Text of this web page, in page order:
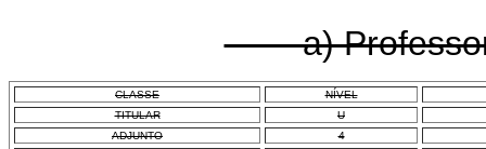
a) Professor
CLASSE
NÍVEL
TITULAR
U
ADJUNTO
4